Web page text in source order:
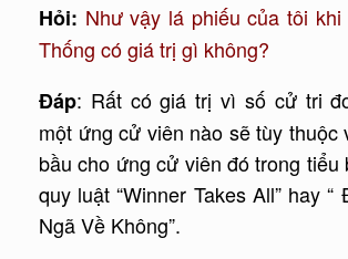
Hỏi: Như vậy lá phiếu của tôi
Thống có giá trị gì không?
Đáp: Rất có giá trị vì số cử tri
một ứng cử viên nào sẽ tùy thuộc
bầu cho ứng cử viên đó trong
quy luật “Winner Takes All” hay
Ngã Về Không”.